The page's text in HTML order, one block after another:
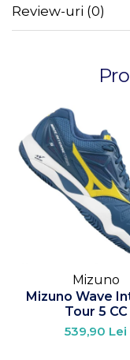
Review-uri (0)
Mizuno
Mizuno Wave
Tour 5 CC
539,90 Lei